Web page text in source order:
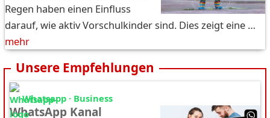
Regen haben einen Einfluss
darauf, wie aktiv Vorschulkinder sind. Dies zeigt eine …
mehr
Unsere Empfehlungen
Whatsapp · Business
WhatsApp Kanal